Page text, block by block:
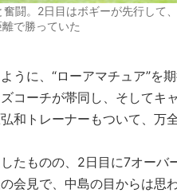
闘。2日目はボギーが先行して
で勝っていた
うに、“ローアマチュア”を
コーチが帯同し、そしてキ
和トレーナーもついて、万
たものの、2日目に7オー
会見で、中島の目からは思